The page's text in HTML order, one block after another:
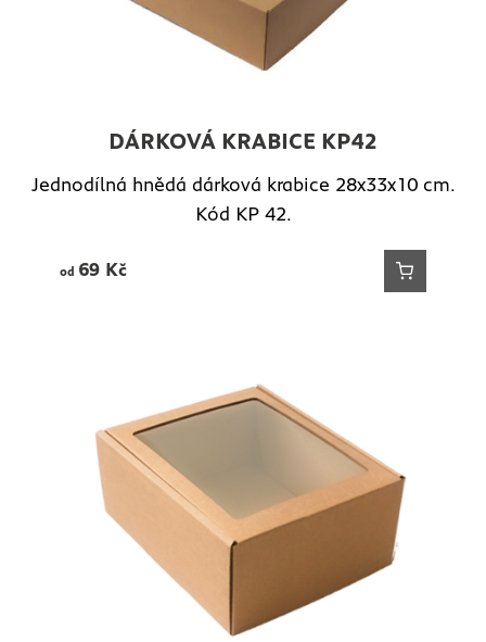
DÁRKOVÁ KRABICE KP42
Jednodílná hnědá dárková krabice 28x33x10 cm.
Kód KP 42.
od 69Kč